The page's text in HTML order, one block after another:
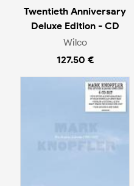
Twentieth Anniversary
Deluxe Edition - CD
Wilco
127.50 €